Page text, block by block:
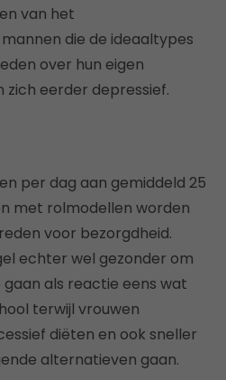
van het
die de ideaaltypes
over hun eigen
zich eerder depressief.
per dag aan gemiddeld 25
met rolmodellen worden
voor bezorgdheid.
echter wel gezonder om
als reactie eens wat
terwijl vrouwen
diëten en ook sneller
alternatieven gaan.